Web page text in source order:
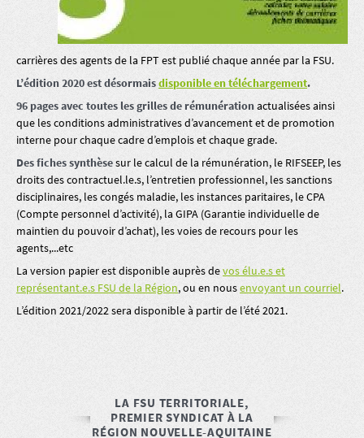
carrières des agents de la FPT est publié chaque année par la FSU.
L’édition 2020 est désormaisdisponible en téléchargement.
96 pages avec toutes les grilles de rémunérationactualisées ainsi
que les conditions administratives d’avancement et de promotion
interne pour chaque cadre d’emplois et chaque grade.
Des fiches synthèsesur le calcul de la rémunération, le RIFSEEP, les
droits des contractuel.le.s, l’entretien professionnel, les sanctions
disciplinaires, les congés maladie, les instances paritaires, le CPA
(Compte personnel d’activité), la GIPA (Garantie individuelle de
maintien du pouvoir d’achat), les voies de recours pour les
agents,...etc
La version papier est disponible auprès devos élu.e.s et
représentant.e.s FSU de la Région, ou en nousenvoyant un courriel.
L’édition 2021/2022 sera disponible à partir de l’été 2021.
LA FSU TERRITORIALE,
PREMIER SYNDICAT À LA
RÉGION NOUVELLE-AQUITAINE